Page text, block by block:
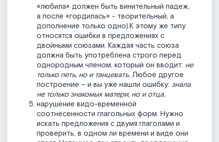
«любила» должен быть винительный падеж,
а после «гордилась» - творительный, а
дополнение только одно).К этому же типу
относятся ошибки в предложениях с
двойными союзами. Каждая часть союза
должна быть употреблена строго перед
однородным членом, который он вводит: не
только петь, но и танцевать. Любое другое
построение – и вы уже нашли ошибку: знала
не только знакомых матери, но и отца.
нарушение видо-временной
соотнесенности глагольных форм. Нужно
искать предложения с двумя глаголами и
проверить, в одном ли времени и виде они